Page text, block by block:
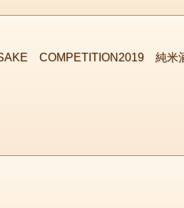
COMPETITION2019 純米